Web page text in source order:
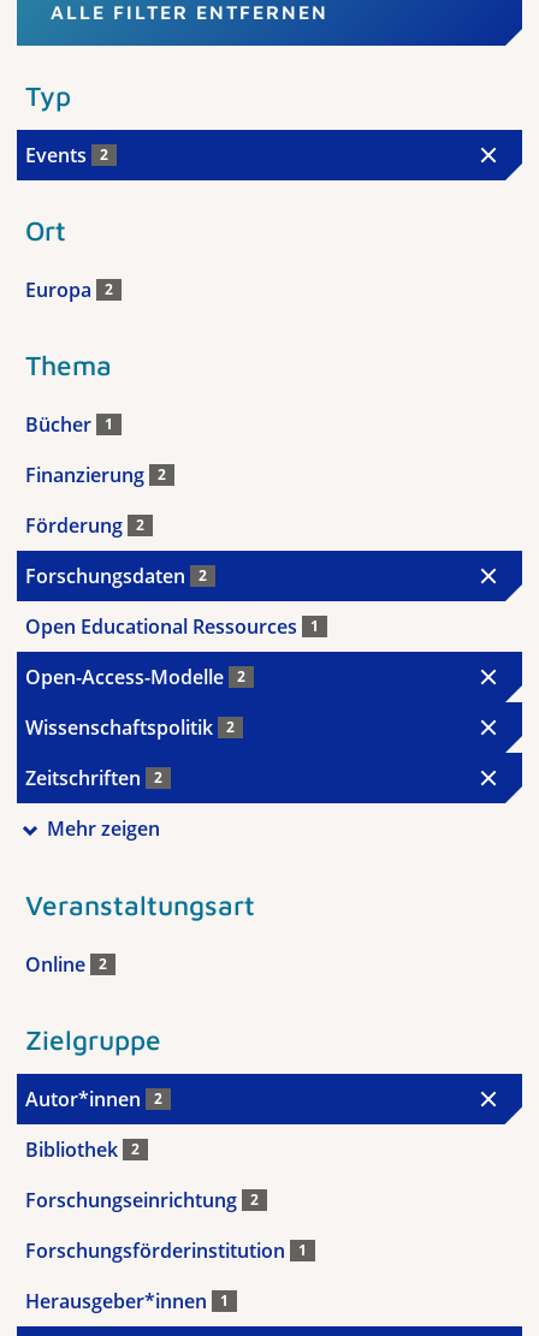
ALLE FILTER ENTFERNEN
Typ
Events 2
Ort
Europa 2
Thema
Bücher 1
Finanzierung 2
Förderung 2
Forschungsdaten 2
Open Educational Ressources 1
Open-Access-Modelle 2
Wissenschaftspolitik 2
Zeitschriften 2
Mehr zeigen
Veranstaltungsart
Online 2
Zielgruppe
Autor*innen 2
Bibliothek 2
Forschungseinrichtung 2
Forschungsförderinstitution 1
Herausgeber*innen 1